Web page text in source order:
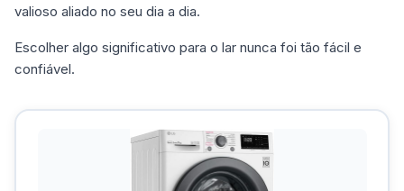
valioso aliado no seu dia a dia.
Escolher algo significativo para o lar nunca foi tão fácil e
confiável.